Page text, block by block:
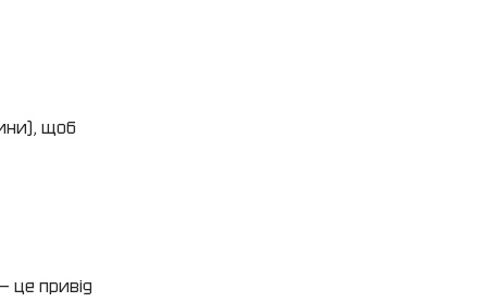
щоб
це привід